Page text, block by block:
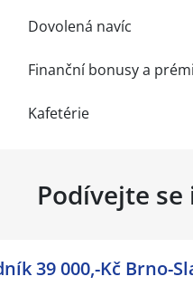
Dovolená navíc
Finanční bonusy a
Kafetérie
Podívejte
39 000,-Kč Brno-